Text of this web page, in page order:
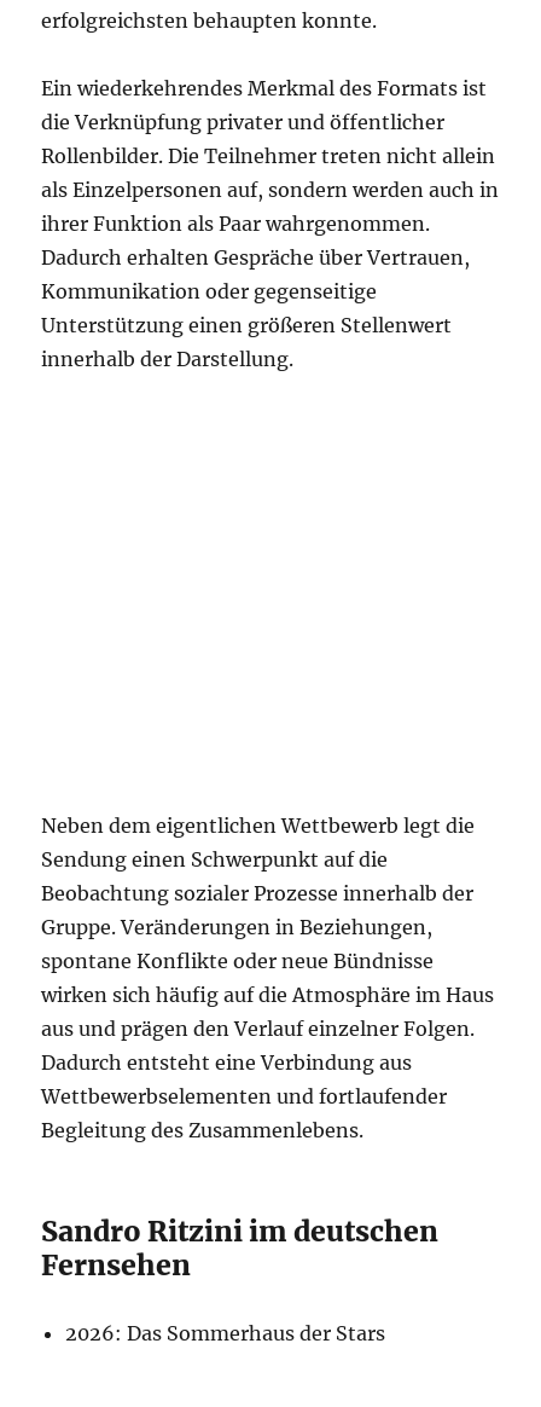
erfolgreichsten behaupten konnte.
Ein wiederkehrendes Merkmal des Formats ist
die Verknüpfung privater und öffentlicher
Rollenbilder. Die Teilnehmer treten nicht allein
als Einzelpersonen auf, sondern werden auch in
ihrer Funktion als Paar wahrgenommen.
Dadurch erhalten Gespräche über Vertrauen,
Kommunikation oder gegenseitige
Unterstützung einen größeren Stellenwert
innerhalb der Darstellung.
Neben dem eigentlichen Wettbewerb legt die
Sendung einen Schwerpunkt auf die
Beobachtung sozialer Prozesse innerhalb der
Gruppe. Veränderungen in Beziehungen,
spontane Konflikte oder neue Bündnisse
wirken sich häufig auf die Atmosphäre im Haus
aus und prägen den Verlauf einzelner Folgen.
Dadurch entsteht eine Verbindung aus
Wettbewerbselementen und fortlaufender
Begleitung des Zusammenlebens.
Sandro Ritzini im deutschen
Fernsehen
2026: Das Sommerhaus der Stars